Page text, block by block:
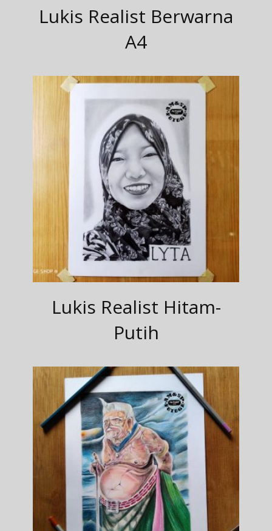
Lukis Realist Berwarna
A4
Lukis Realist Hitam-
Putih